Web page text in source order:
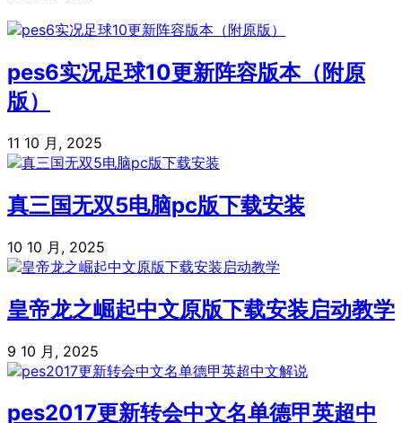
pes6实况足球10更新阵容版本（附原
版）
11 10 月, 2025
真三国无双5电脑pc版下载安装
10 10 月, 2025
皇帝龙之崛起中文原版下载安装启动教学
9 10 月, 2025
pes2017更新转会中文名单德甲英超中